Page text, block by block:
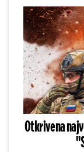
Otkrivena